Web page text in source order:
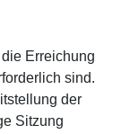
Erreichung
sind.
der
Sitzung